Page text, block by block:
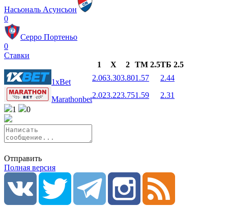
Насьональ Асунсьон
0
Серро Портеньо
0
Ставки
1
X 2 ТМ 2.5ТБ 2.5
1xBet
2.063.303.801.57 2.44
Marathonbet2.023.223.751.59
2.31
1
0
Отправить
Полная версия